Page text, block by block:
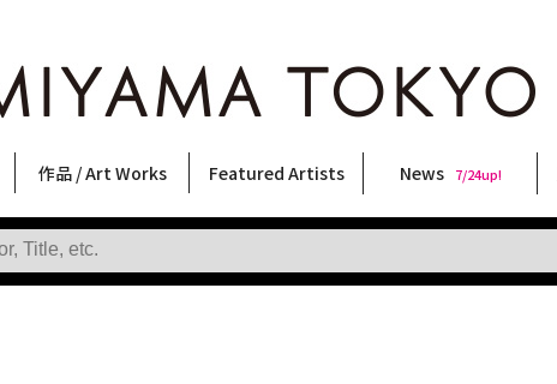
作品 / Art Works
フォトグラフィー
Photography
ポスター
Posters
ストリートアート
Street Art
立体・その他
Sculptures / etc
アートワークス
Art Works
Primary Artworks
KOMIYAMA TOKYO ART LABEL
版画
Prints
Featured Artists
稲嶺啓一(東風終)
村田言恵
丸岡和吾
Rico Casella
キム・ロートン
菅谷晋一
柴田亜美
内藤啓介
CHRIS
二本木里美
天野タケル
秋赤音
佐伯俊男
内藤ルネ
横尾忠則
林月光
COOKIE
三島剛
北島敬三
春川ナミオ
大西洋介
森山大道
大類信
須藤昌人
三島由紀夫
News 7/24up!
新着・おすすめ商品
フェア・イベント情報
お店からのお知らせ